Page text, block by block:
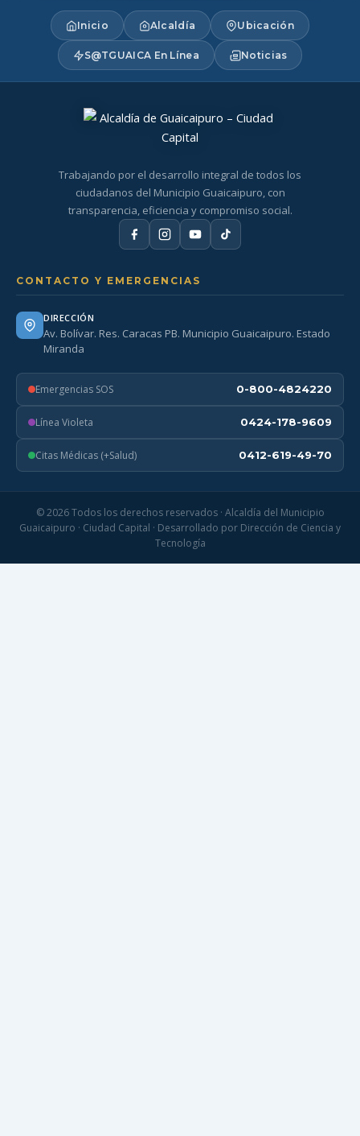
Inicio Alcaldía Ubicación
S@TGUAICA En Línea Noticias
Trabajando por el desarrollo integral de todos los
ciudadanos del Municipio Guaicaipuro, con
transparencia, eficiencia y compromiso social.
CONTACTO Y EMERGENCIAS
DIRECCIÓN
Av. Bolívar. Res. Caracas PB. Municipio Guaicaipuro. Estado
Miranda
Emergencias SOS 0-800-4824220
Línea Violeta 0424-178-9609
Citas Médicas (+Salud) 0412-619-49-70
© 2026 Todos los derechos reservados · Alcaldía del Municipio
Guaicaipuro · Ciudad Capital · Desarrollado por Dirección de Ciencia y
Tecnología